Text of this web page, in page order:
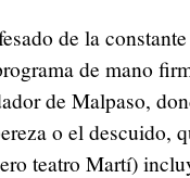
de la
de mano
de Malpaso,
o el descuido,
teatro Martí)